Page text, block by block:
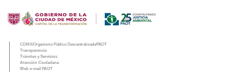
CDMX/Organismo Público Descentralizado/PAOT
Transparencia
Trámites y Servicios
Atención Ciudadana
Web e-mail PAOT